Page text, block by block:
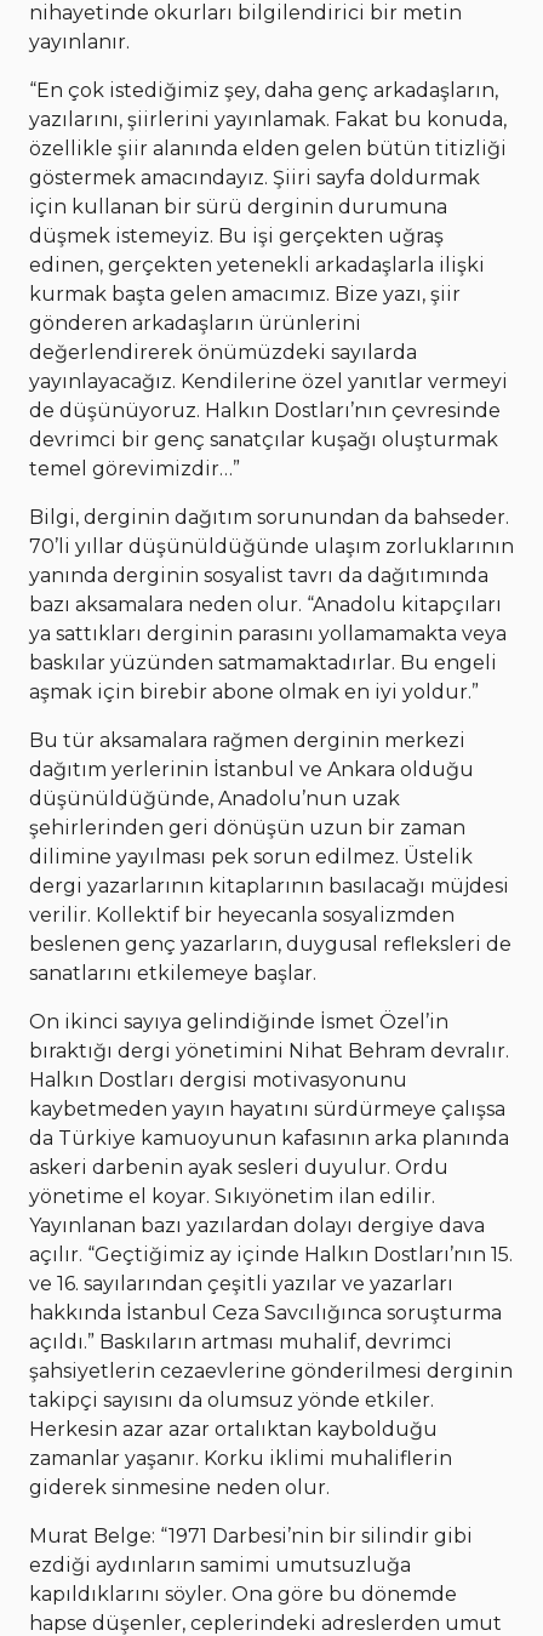
nihayetinde okurları bilgilendirici bir metin
yayınlanır.
“En çok istediğimiz şey, daha genç arkadaşların,
yazılarını, şiirlerini yayınlamak. Fakat bu konuda,
özellikle şiir alanında elden gelen bütün titizliği
göstermek amacındayız. Şiiri sayfa doldurmak
için kullanan bir sürü derginin durumuna
düşmek istemeyiz. Bu işi gerçekten uğraş
edinen, gerçekten yetenekli arkadaşlarla ilişki
kurmak başta gelen amacımız. Bize yazı, şiir
gönderen arkadaşların ürünlerini
değerlendirerek önümüzdeki sayılarda
yayınlayacağız. Kendilerine özel yanıtlar vermeyi
de düşünüyoruz. Halkın Dostları’nın çevresinde
devrimci bir genç sanatçılar kuşağı oluşturmak
temel görevimizdir…”
Bilgi, derginin dağıtım sorunundan da bahseder.
70’li yıllar düşünüldüğünde ulaşım zorluklarının
yanında derginin sosyalist tavrı da dağıtımında
bazı aksamalara neden olur. “Anadolu kitapçıları
ya sattıkları derginin parasını yollamamakta veya
baskılar yüzünden satmamaktadırlar. Bu engeli
aşmak için birebir abone olmak en iyi yoldur.”
Bu tür aksamalara rağmen derginin merkezi
dağıtım yerlerinin İstanbul ve Ankara olduğu
düşünüldüğünde, Anadolu’nun uzak
şehirlerinden geri dönüşün uzun bir zaman
dilimine yayılması pek sorun edilmez. Üstelik
dergi yazarlarının kitaplarının basılacağı müjdesi
verilir. Kollektif bir heyecanla sosyalizmden
beslenen genç yazarların, duygusal refleksleri de
sanatlarını etkilemeye başlar.
On ikinci sayıya gelindiğinde İsmet Özel’in
bıraktığı dergi yönetimini Nihat Behram devralır.
Halkın Dostları dergisi motivasyonunu
kaybetmeden yayın hayatını sürdürmeye çalışsa
da Türkiye kamuoyunun kafasının arka planında
askeri darbenin ayak sesleri duyulur. Ordu
yönetime el koyar. Sıkıyönetim ilan edilir.
Yayınlanan bazı yazılardan dolayı dergiye dava
açılır. “Geçtiğimiz ay içinde Halkın Dostları’nın 15.
ve 16. sayılarından çeşitli yazılar ve yazarları
hakkında İstanbul Ceza Savcılığınca soruşturma
açıldı.” Baskıların artması muhalif, devrimci
şahsiyetlerin cezaevlerine gönderilmesi derginin
takipçi sayısını da olumsuz yönde etkiler.
Herkesin azar azar ortalıktan kaybolduğu
zamanlar yaşanır. Korku iklimi muhaliflerin
giderek sinmesine neden olur.
Murat Belge: “1971 Darbesi’nin bir silindir gibi
ezdiği aydınların samimi umutsuzluğa
kapıldıklarını söyler. Ona göre bu dönemde
hapse düşenler, ceplerindeki adreslerden umut